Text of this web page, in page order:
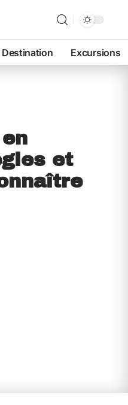
Destination Excursions
et